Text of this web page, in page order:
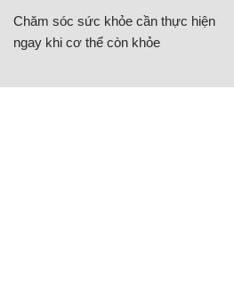
Chăm sóc sức khỏe cần thực hiện
ngay khi cơ thể còn khỏe